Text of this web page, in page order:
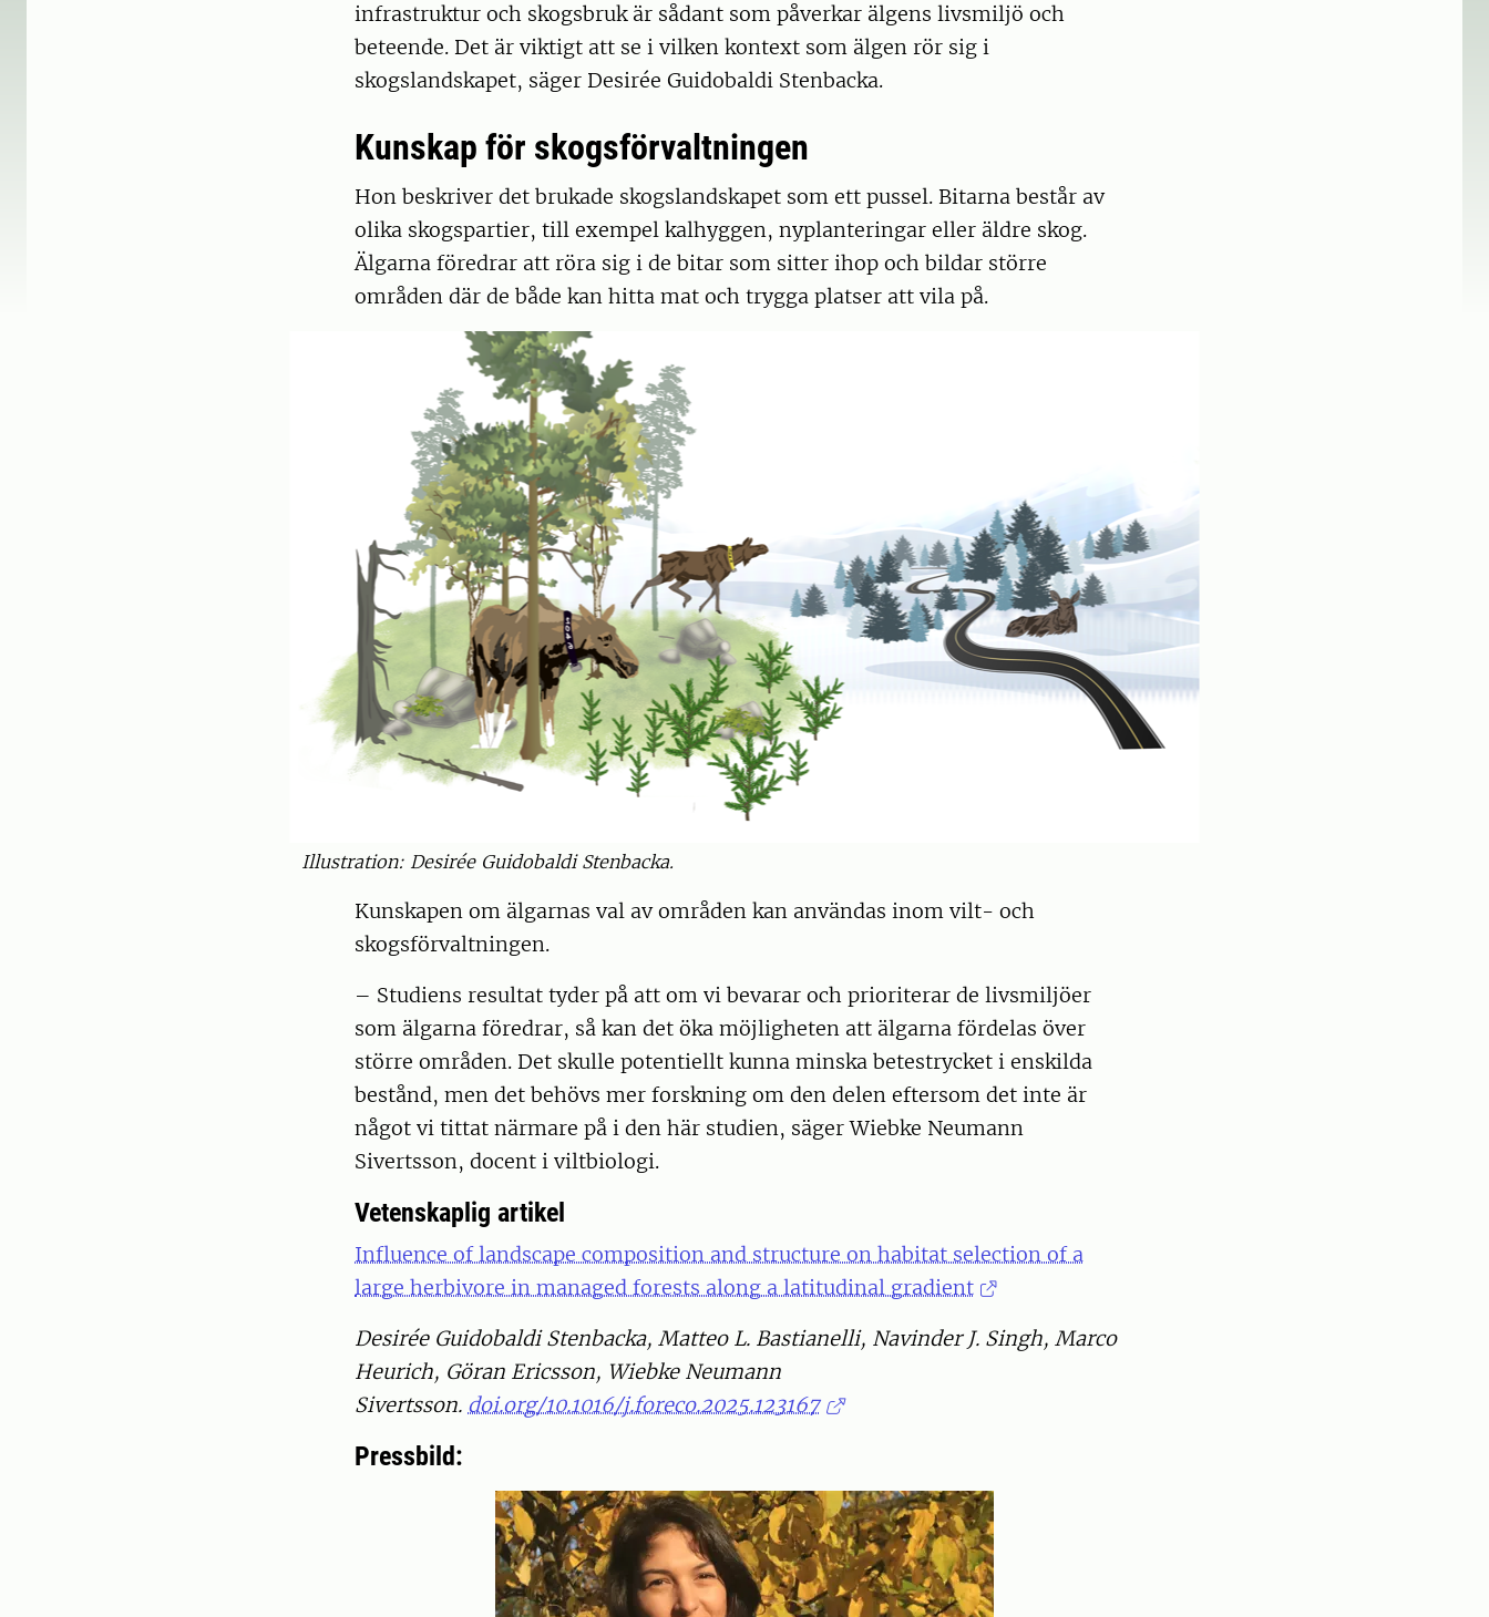
infrastruktur och skogsbruk är sådant som påverkar älgens livsmiljö och
beteende. Det är viktigt att se i vilken kontext som älgen rör sig i
skogslandskapet, säger Desirée Guidobaldi Stenbacka.
Kunskap för skogsförvaltningen
Hon beskriver det brukade skogslandskapet som ett pussel. Bitarna består av
olika skogspartier, till exempel kalhyggen, nyplanteringar eller äldre skog.
Älgarna föredrar att röra sig i de bitar som sitter ihop och bildar större
områden där de både kan hitta mat och trygga platser att vila på.
Illustration: Desirée Guidobaldi Stenbacka.
Kunskapen om älgarnas val av områden kan användas inom vilt- och
skogsförvaltningen.
– Studiens resultat tyder på att om vi bevarar och prioriterar de livsmiljöer
som älgarna föredrar, så kan det öka möjligheten att älgarna fördelas över
större områden. Det skulle potentiellt kunna minska betestrycket i enskilda
bestånd, men det behövs mer forskning om den delen eftersom det inte är
något vi tittat närmare på i den här studien, säger Wiebke Neumann
Sivertsson, docent i viltbiologi.
Vetenskaplig artikel
Influence of landscape composition and structure on habitat selection of a
large herbivore in managed forests along a latitudinal gradient
Desirée Guidobaldi Stenbacka, Matteo L. Bastianelli, Navinder J. Singh, Marco
Heurich, Göran Ericsson, Wiebke Neumann
Sivertsson. doi.org/10.1016/j.foreco.2025.123167
Pressbild: